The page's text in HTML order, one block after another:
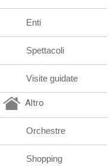
Enti
Spettacoli
Visite guidate
Altro
Orchestre
Shopping